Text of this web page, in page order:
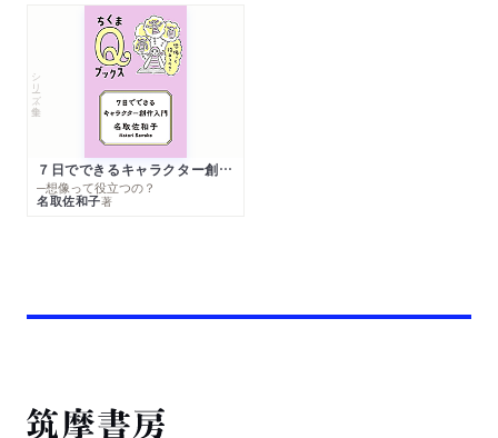
シリーズ・全集
７日でできるキャラクター創作入門
─想像って役立つの？
名取佐和子著